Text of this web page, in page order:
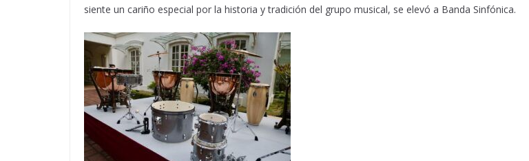
siente un cariño especial por la historia y tradición del grupo musical, se elevó a Banda Sinfónica.